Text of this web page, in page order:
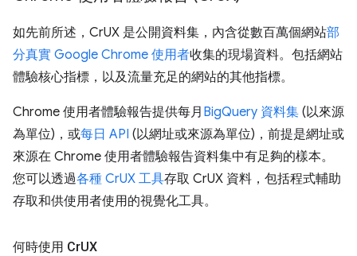
如先前所述，CrUX 是公開資料集，內含從數百萬個網站部
分真實 Google Chrome 使用者收集的現場資料。包括網站
體驗核心指標，以及流量充足的網站的其他指標。
Chrome 使用者體驗報告提供每月 BigQuery 資料集 (以來源
為單位)，或每日 API (以網址或來源為單位)，前提是網址或
來源在 Chrome 使用者體驗報告資料集中有足夠的樣本。
您可以透過各種 CrUX 工具存取 CrUX 資料，包括程式輔助
存取和供使用者使用的視覺化工具。
何時使用 CrUX